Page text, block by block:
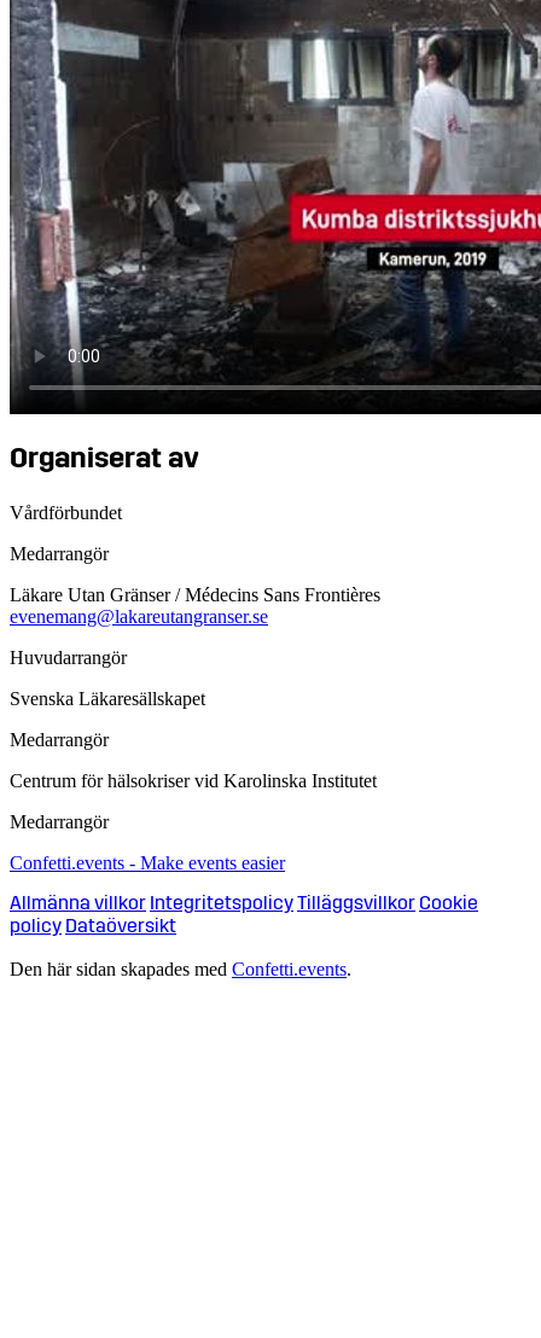
Organiserat av
Vårdförbundet
Medarrangör
Läkare Utan Gränser / Médecins Sans Frontières
evenemang@lakareutangranser.se
Huvudarrangör
Svenska Läkaresällskapet
Medarrangör
Centrum för hälsokriser vid Karolinska Institutet
Medarrangör
Confetti.events - Make events easier
Allmänna villkor IntegritetspolicyTilläggsvillkor Cookie
policy Dataöversikt
Den här sidan skapades med Confetti.events.